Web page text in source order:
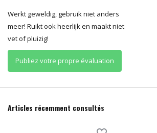
Werkt geweldig, gebruik niet anders
meer! Ruikt ook heerlijk en maakt niet
vet of pluizig!
Publiez votre propre évaluation
Articles récemment consultés